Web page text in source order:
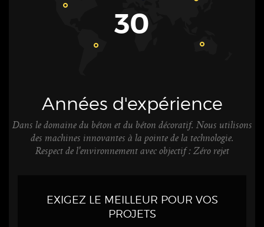
30
Années d'expérience
Dans le domaine du béton et du béton décoratif. Nous utilisons
des machines innovantes à la pointe de la technologie.
Respect de l'environnement avec objectif : Zéro rejet
EXIGEZ LE MEILLEUR POUR VOS
PROJETS